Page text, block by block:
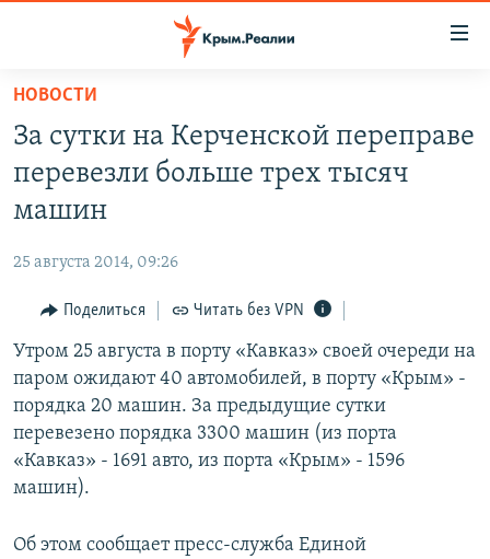
Вернуться
основному
содержанию
Вернутся
главной
навигации
Вернутся
поиску
СПЕЦПРОЕКТЫ
11 ЛЕТ ОККУПАЦИИ КРЫМА. 11 ИСТОРИЙ СОПРОТИВЛЕНИЯ
ВОДА
ЕЩЕ
ИНТЕРАКТИВ
ИНФОГРАФИКА
ТЕЛЕПРОЕКТ КРЫМ.РЕАЛИИ
СОВЕТЫ ПРАВОЗАЩИТНИКОВ
ПРОПАВШИЕ БЕЗ ВЕСТИ
КРЫМ.НЕПОКОРЕННЫЙ
РАДІО СВОБОДА
КАК ОБОЙТИ БЛОКИРОВКУ
Українською
Qırımtatar
НОВОСТИ
За сутки на Керченской переправе
перевезли больше трех тысяч
машин
25 августа 2014, 09:26
Поделиться Читать без VPN
Утром 25 августа в порту «Кавказ» своей очереди на
паром ожидают 40 автомобилей, в порту «Крым» ‑
порядка 20 машин. За предыдущие сутки
перевезено порядка 3300 машин (из порта
«Кавказ» ‑ 1691 авто, из порта «Крым» ‑ 1596
машин).
Об этом сообщает пресс-служба Единой